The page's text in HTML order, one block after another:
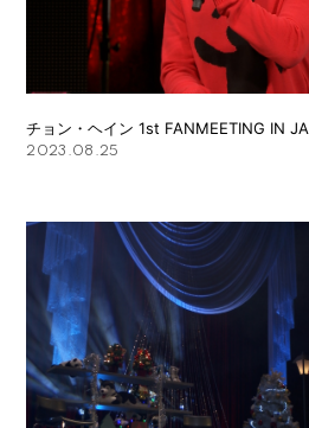
チョン・ヘイン 1st FANMEETING IN
2023.08.25